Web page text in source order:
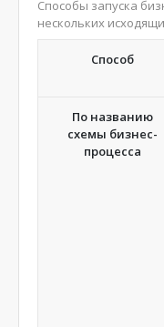
параметра
string resultValue
inputParameters
Способы запуска
нескольких
Способ
По названию
схемы бизнес-
процесса